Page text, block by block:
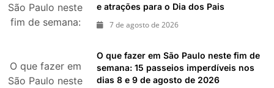
São Paulo neste
fim de semana:
atrações para o
Dia dos Pais
e atrações para o Dia dos Pais
7 de agosto de 2026
O que fazer em
São Paulo neste
O que fazer em São Paulo neste fim de
semana: 15 passeios imperdíveis nos
dias 8 e 9 de agosto de 2026